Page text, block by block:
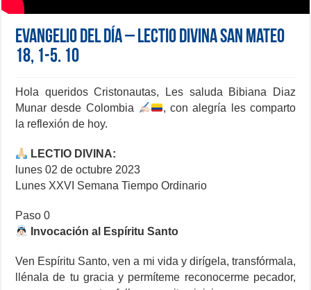
Evangelio del día – Lectio Divina San Mateo
18, 1-5. 10
Hola queridos Cristonautas, Les saluda Bibiana Diaz
Munar desde Colombia
, con alegría les comparto
la reflexión de hoy.
LECTIO DIVINA:
lunes 02 de octubre 2023
Lunes XXVI Semana Tiempo Ordinario
Paso 0
Invocación al Espíritu Santo
Ven Espíritu Santo, ven a mi vida y dirígela, transfórmala,
llénala de tu gracia y permíteme reconocerme pecador,